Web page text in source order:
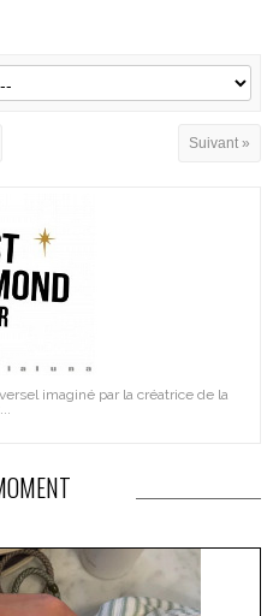
Suivant »
imaginé par la créatrice de la